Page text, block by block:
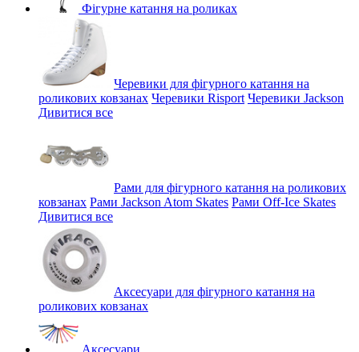
Фігурне катання на роликах
Черевики для фігурного катання на
роликових ковзанах Черевики Risport Черевики Jackson
Дивитися все
Рами для фігурного катання на роликових
ковзанах Рами Jackson Atom Skates Рами Off-Ice Skates
Дивитися все
Аксесуари для фігурного катання на
роликових ковзанах
Аксесуари